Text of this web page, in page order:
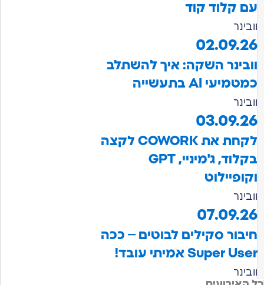
עם קלוד קוד
וובינר
02.09.26
וובינר השקה: איך להשתלב
כמטמיעי AI בתעשייה
וובינר
03.09.26
לקחת את COWORK לקצה
בקלוד, ג'מיניי, GPT
וקופיילוט
וובינר
07.09.26
חיבור סקילים לבוטים – ככה
Super User אמיתי עובד!
וובינר